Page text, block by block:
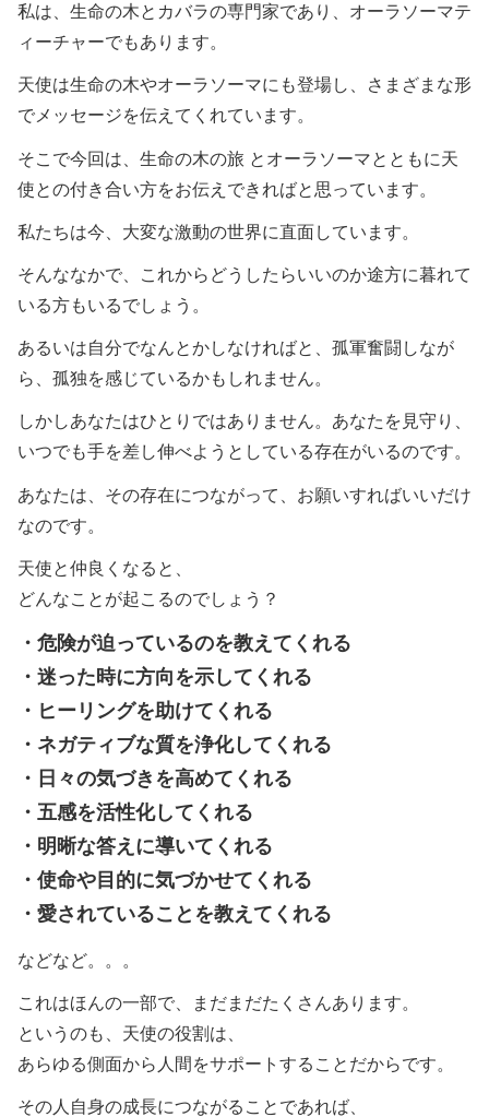
私は、生命の木とカバラの専門家であり、オーラソーマテ
ィーチャーでもあります。
天使は生命の木やオーラソーマにも登場し、さまざまな形
でメッセージを伝えてくれています。
そこで今回は、生命の木の旅 とオーラソーマとともに天
使との付き合い方をお伝えできればと思っています。
私たちは今、大変な激動の世界に直面しています。
そんななかで、これからどうしたらいいのか途方に暮れて
いる方もいるでしょう。
あるいは自分でなんとかしなければと、孤軍奮闘しなが
ら、孤独を感じているかもしれません。
しかしあなたはひとりではありません。あなたを見守り、
いつでも手を差し伸べようとしている存在がいるのです。
あなたは、その存在につながって、お願いすればいいだけ
なのです。
天使と仲良くなると、
どんなことが起こるのでしょう？
・危険が迫っているのを教えてくれる
・迷った時に方向を示してくれる
・ヒーリングを助けてくれる
・ネガティブな質を浄化してくれる
・日々の気づきを高めてくれる
・五感を活性化してくれる
・明晰な答えに導いてくれる
・使命や目的に気づかせてくれる
・愛されていることを教えてくれる
などなど。。。
これはほんの一部で、まだまだたくさんあります。
というのも、天使の役割は、
あらゆる側面から人間をサポートすることだからです。
その人自身の成長につながることであれば、